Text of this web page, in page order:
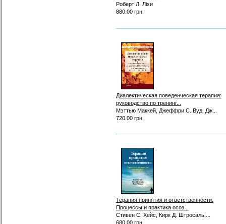
Роберт Л. Ліхи
880.00 грн.
Диалектическая поведенческая терапия:
руководство по тренинг...
Мэттью Маккей, Джеффри С. Вуд, Дж...
720.00 грн.
Терапия принятия и ответственности.
Процессы и практика осоз...
Стивен С. Хейс, Кирк Д. Штросаль,...
680.00 грн.